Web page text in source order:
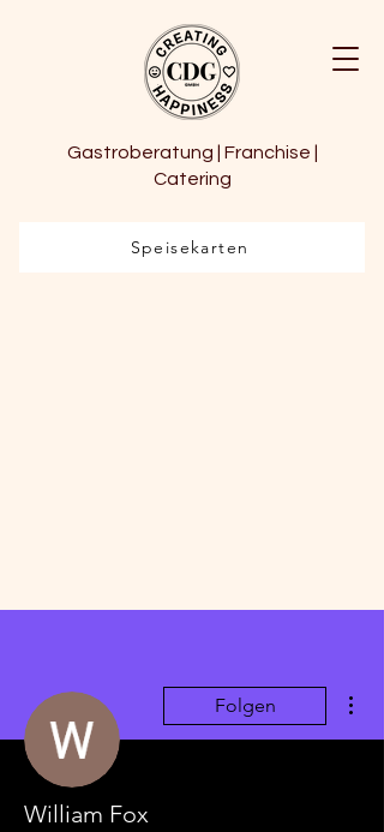
Gastroberatung | Franchise |
Catering
Speisekarten
Folgen
William Fox